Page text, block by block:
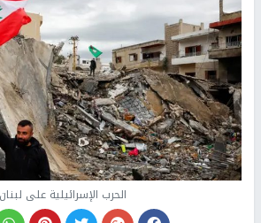
الحرب الإسرائيلية على لبنان